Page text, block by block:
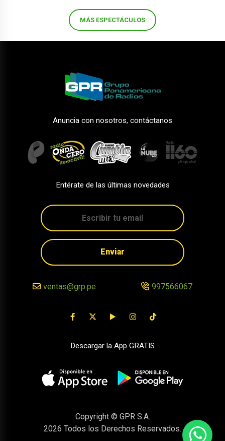
MÁS ESPECTÁCULOS
Anuncia con nosotros, contáctanos
Entérate de las últimas novedades
Enviar
ventas@grp.pe 997566067
Descargar la App GRATIS
Copyright © GPR S.A.
2026 Todos los Derechos Reservados.